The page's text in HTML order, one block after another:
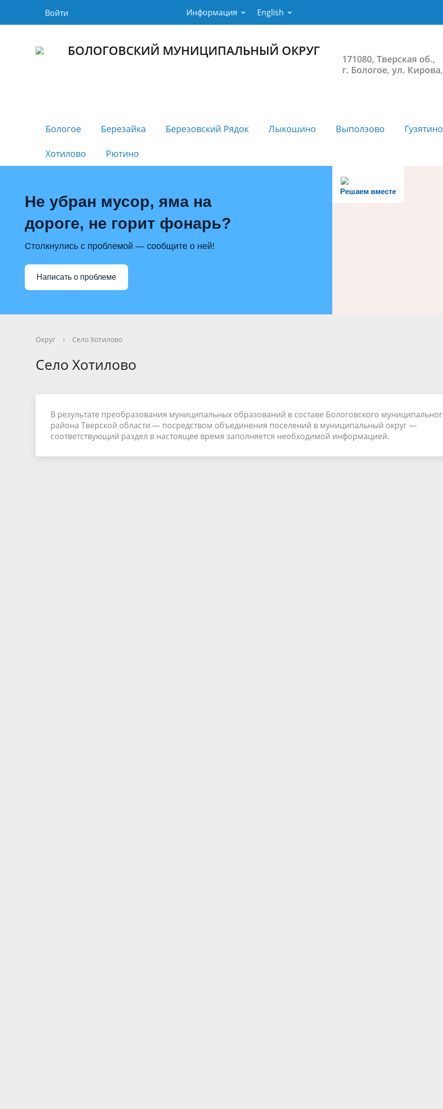
Войти Информация English
БОЛОГОВСКИЙ МУНИЦИПАЛЬНЫЙ ОКРУГ
171080, Тверская об.,
г. Бологое, ул.
Бологое Березайка Березовский Рядок Лыкошино Выползово Гузятино
Хотилово Рютино
Решаем вместе
Не убран мусор, яма на
дороге, не горит фонарь?
Столкнулись с проблемой — сообщите о ней!
Написать о проблеме
Округ › Село Хотилово
Село Хотилово
В результате преобразования муниципальных образований в составе Бологовского
района Тверской области — посредством объединения поселений в муниципальный округ —
соответствующий раздел в настоящее время заполняется необходимой информацией.